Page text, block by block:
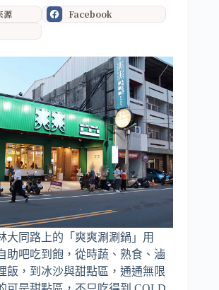
源
Facebook
大同路上的「爽爽涮涮鍋」用
助吧吃到飽，從時蔬、熟食、滷
飯，到冰沙與甜點區，通通無限